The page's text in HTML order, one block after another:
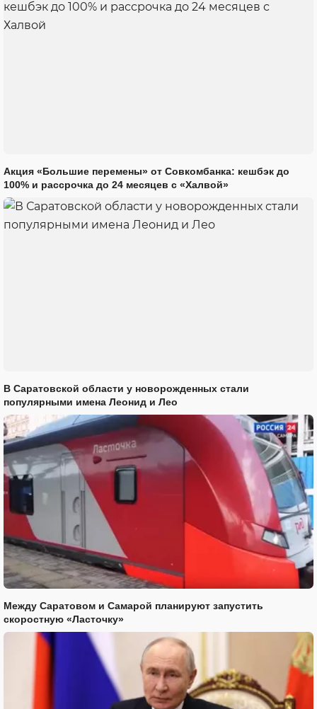
Акция «Большие перемены» от Совкомбанка: кешбэк до
100% и рассрочка до 24 месяцев с «Халвой»
В Саратовской области у новорожденных стали
популярными имена Леонид и Лео
Между Саратовом и Самарой планируют запустить
скоростную «Ласточку»